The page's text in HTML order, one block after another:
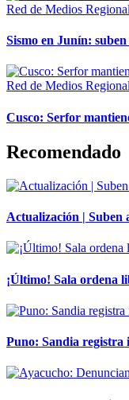
Red de Medios
Sismo en Junín:
Red de Medios
Cusco: Serfor
Recomendado
Actualización | Suben
¡Último! Sala ordena
Puno: Sandia registra